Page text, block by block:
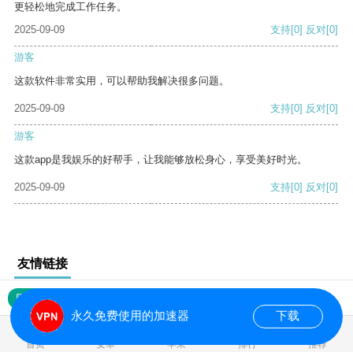
更轻松地完成工作任务。
2025-09-09
支持[0] 反对[0]
游客
这款软件非常实用，可以帮助我解决很多问题。
2025-09-09 支持[0] 反对[0]
游客
这款app是我娱乐的好帮手，让我能够放松身心，享受美好时光。
2025-09-09 支持[0] 反对[0]
友情链接
网站地图
首页 安卓 苹果 排行 推荐
永久免费使用的加速器 下载
0.016800s